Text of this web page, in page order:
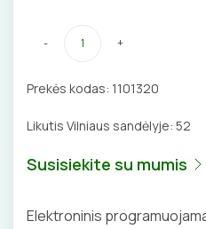
ŽYMEKLIAI
- +
Prekės kodas: 1101320
Likutis Vilniaus sandėlyje: 52
Susisiekite su mumis
Elektroninis